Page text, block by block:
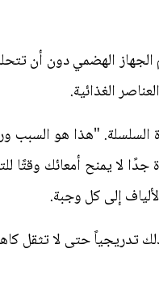
الجهاز الهضمي دون أن
الغذائية.
السلسلة. "هذا هو السبب
لا يمنح أمعائك وقتًا
إلى كل وجبة.
تدريجياً حتى لا تثقل